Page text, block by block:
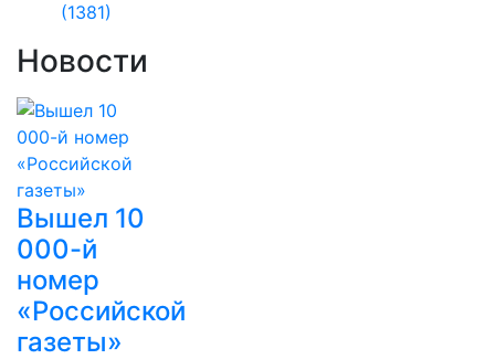
(1381)
Новости
Вышел 10
000-й
номер
«Российской
газеты»